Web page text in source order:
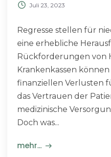
Juli 23, 2023
Regresse stellen für
eine erhebliche
Rückforderungen von
Krankenkassen
finanziellen Verlusten
das Vertrauen der
medizinische
Doch was...
mehr...